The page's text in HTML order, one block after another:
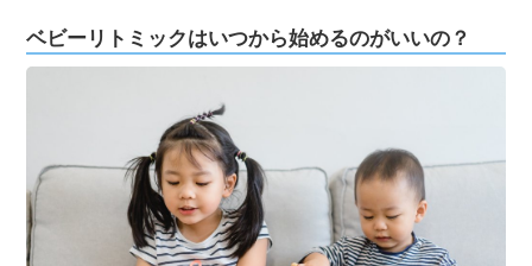
ベビーリトミックはいつから始めるのがいいの？